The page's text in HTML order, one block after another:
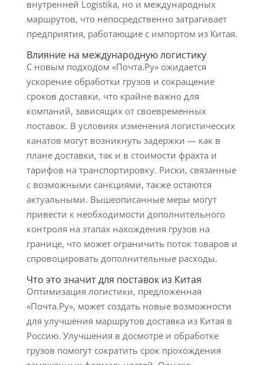
внутренней Logistika, но и международных
маршрутов, что непосредственно затрагивает
предприятия, работающие с импортом из Китая.
Влияние на международную логистику
С новым подходом «Почта.Ру» ожидается
ускорение обработки грузов и сокращение
сроков доставки, что крайне важно для
компаний, зависящих от своевременных
поставок. В условиях изменения логистических
канатов могут возникнуть задержки — как в
плане доставки, так и в стоимости фрахта и
тарифов на транспортировку. Риски, связанные
с возможными санкциями, также остаются
актуальными. Вышеописанные меры могут
привести к необходимости дополнительного
контроля на этапах нахождения грузов на
границе, что может ограничить поток товаров и
спровоцировать дополнительные расходы.
Что это значит для поставок из Китая
Оптимизация логистики, предложенная
«Почта.Ру», может создать новые возможности
для улучшения маршрутов доставка из Китая в
Россию. Улучшения в досмотре и обработке
грузов помогут сократить срок прохождения